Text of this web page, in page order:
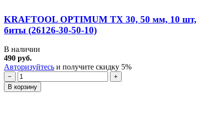
KRAFTOOL OPTIMUM TX 30, 50 мм, 10 шт,
биты (26126-30-50-10)
В наличии
490 руб.
Авторизуйтесь и получите скидку 5%
−
+
В корзину